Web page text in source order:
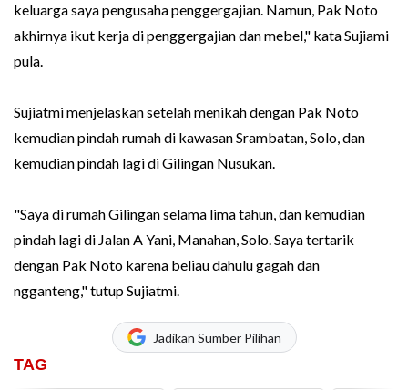
keluarga saya pengusaha penggergajian. Namun, Pak Noto
akhirnya ikut kerja di penggergajian dan mebel," kata Sujiami
pula.
Sujiatmi menjelaskan setelah menikah dengan Pak Noto
kemudian pindah rumah di kawasan Srambatan, Solo, dan
kemudian pindah lagi di Gilingan Nusukan.
"Saya di rumah Gilingan selama lima tahun, dan kemudian
pindah lagi di Jalan A Yani, Manahan, Solo. Saya tertarik
dengan Pak Noto karena beliau dahulu gagah dan
ngganteng," tutup Sujiatmi.
Jadikan Sumber Pilihan
TAG